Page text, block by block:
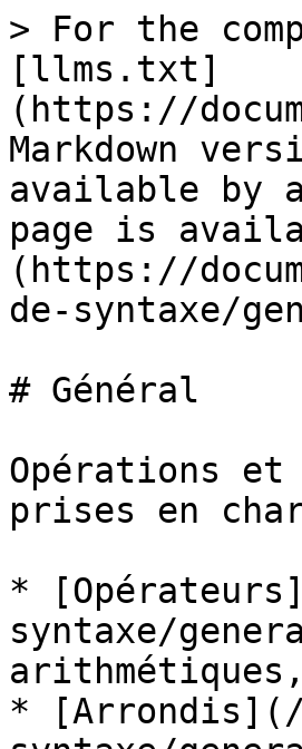
> For the
[llms.txt]
(https://
Markdown
available by
page is
(https://
de-syntaxe/
# Général
Opérations et
prises en
*
syntaxe/
*